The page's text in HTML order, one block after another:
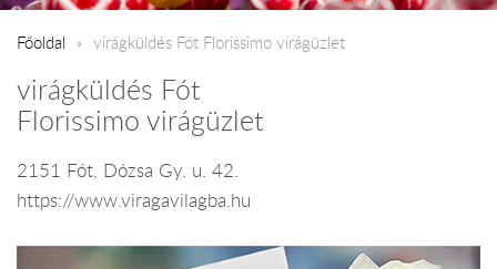
Főoldal virágküldés Fót Florissimo virágüzlet
virágküldés Fót
Florissimo virágüzlet
2151 Fót, Dózsa Gy. u. 42.
https://www.viragavilagba.hu